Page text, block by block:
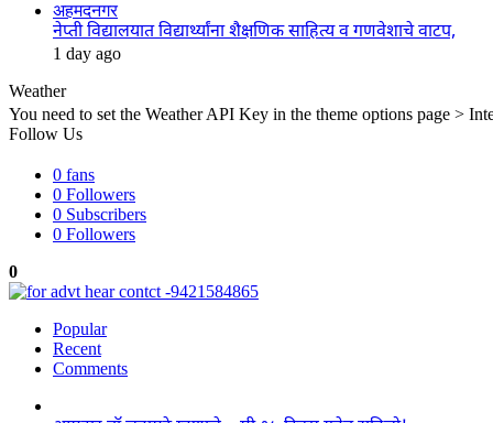
अहमदनगर
नेप्ती विद्यालयात विद्यार्थ्यांना शैक्षणिक साहित्य व गणवेशाचे वाटप,
1 day ago
Weather
You need to set the Weather API Key in the theme options page >
Follow Us
0 fans
0 Followers
0 Subscribers
0 Followers
0
Popular
Recent
Comments